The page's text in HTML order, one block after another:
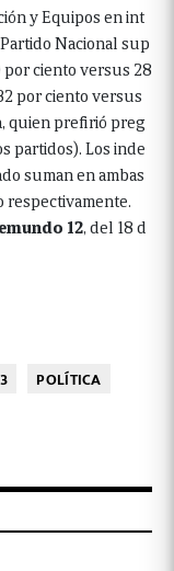
y Equipos en int
Nacional sup
ciento versus 28
por ciento versus
quien prefirió preg
partidos). Los inde
suman en ambas
respectivamente.
12, del 18 d
POLÍTICA